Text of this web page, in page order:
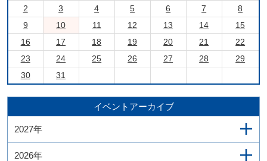
2
3 4 5 6 7
8
9
10 11 12 13 14
15
16
17 18 19 20 21
22
23
24 25 26 27 28
29
30
31
イベントアーカイブ
2027年
2026年